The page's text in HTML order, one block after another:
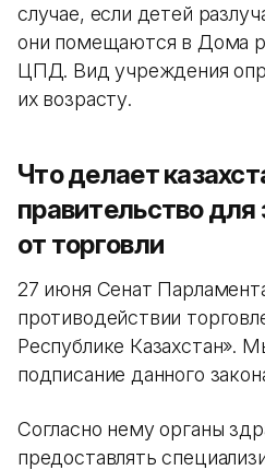
случае, если детей
они помещаются в Дома
ЦПД. Вид учреждения
их возрасту.
Что делает
правительство
от торговли
27 июня Сенат
противодействии
Республике Казахстан».
подписание данного
Согласно нему органы
предоставлять